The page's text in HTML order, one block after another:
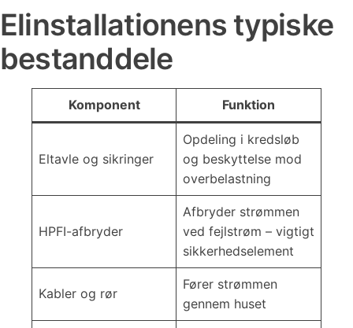
Elinstallationens typiske
bestanddele
Komponent Funktion
Eltavle og sikringer
Opdeling i kredsløb
og beskyttelse mod
overbelastning
HPFI-afbryder
Afbryder strømmen
ved fejlstrøm – vigtigt
sikkerhedselement
Kabler og rør
Fører strømmen
gennem huset